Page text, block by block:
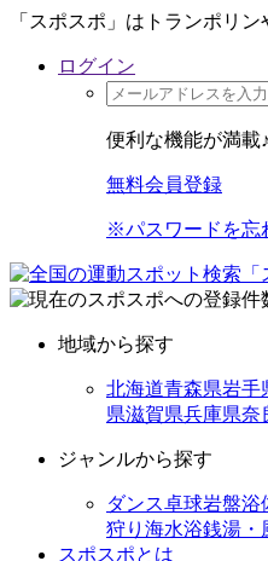
「スポスポ」はトランポリ
ログイン
便利な機能が満載♪
無料会員登録
※パスワードを忘
地域から探す
北海道青森県岩手
県滋賀県兵庫県奈
ジャンルから探す
ダンス卓球岩盤浴
狩り 海水浴銭湯・
スポスポとは